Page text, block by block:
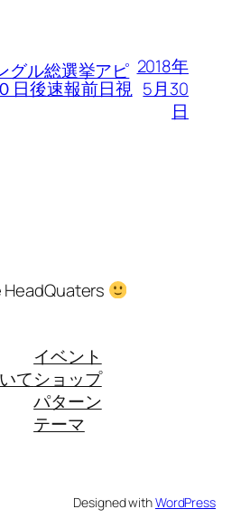
グル総選挙アピ
日後速報前日視
2018年
5月30
日
HeadQuaters
て
イベント
ショップ
パターン
テーマ
Designed withWordPress